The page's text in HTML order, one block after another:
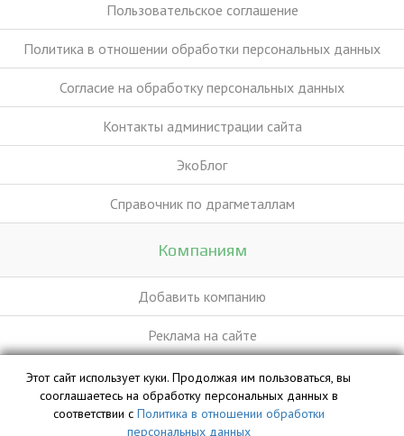
Пользовательское соглашение
Политика в отношении обработки персональных данных
Согласие на обработку персональных данных
Контакты администрации сайта
ЭкоБлог
Справочник по драгметаллам
Компаниям
Добавить компанию
Реклама на сайте
База данных сайта vyvoz.org является интеллектуальной
собственностью ООО «Профит» и охраняется законом.
Этот сайт использует куки. Продолжая им пользоваться, вы
сооглашаетесь на обработку персональных данных в
соответствии с Политика в отношении обработки
персональных данных